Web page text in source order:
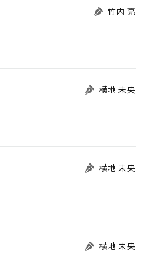
竹内 亮
横地 未央
横地 未央
横地 未央